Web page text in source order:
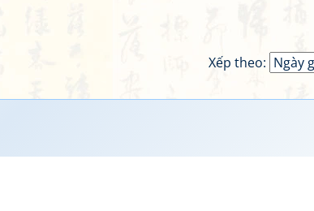
Xếp theo: